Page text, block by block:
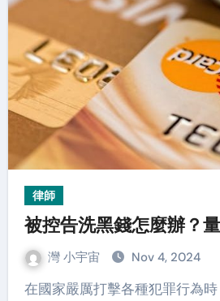
律師
被控告洗黑錢怎麼辦？
灣 小宇宙 Nov 4, 2024
在國家嚴厲打擊各種犯罪行為時，各種法律法規也